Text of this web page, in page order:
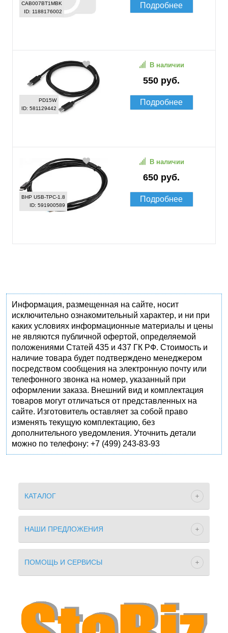
CAB007BT1MBK
ID: 1188176002
Подробнее
PD15W
ID: 581129442
550 руб.
В наличии
Подробнее
BHP USB-TPC-1.8
ID: 591900589
650 руб.
В наличии
Подробнее
Информация, размещенная на сайте, носит
исключительно ознакомительный характер, и ни при
каких условиях информационные материалы и цены
не являются публичной офертой, определяемой
положениями Статей 435 и 437 ГК РФ. Стоимость и
наличие товара будет подтверждено менеджером
посредством сообщения на электронную почту или
телефонного звонка на номер, указанный при
оформлении заказа. Внешний вид и комплектация
товаров могут отличаться от представленных на
сайте. Изготовитель оставляет за собой право
изменять текущую комплектацию, без
дополнительного уведомления. Уточнить детали
можно по телефону: +7 (499) 243-83-93
КАТАЛОГ
НАШИ ПРЕДЛОЖЕНИЯ
ПОМОЩЬ И СЕРВИСЫ